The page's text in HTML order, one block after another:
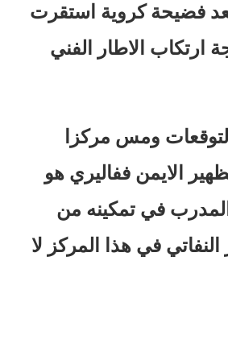
بعد فضيحة كروية استقرت
الاطار الفني
ومس مركزا
الايمن ففاليري هو
في تمكينه من
في هذا المركز لا